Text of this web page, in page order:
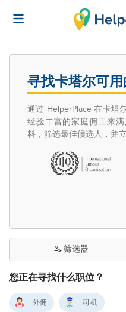
寻找卡塔尔可
通过 HelperPlace 在卡塔
经验丰富的家庭佣工来
料，筛选最佳候选人，并
您正在寻找什么职位？
筛选器
外佣 司机